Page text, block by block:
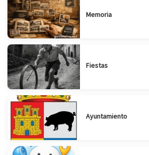
Memoria
Fiestas
Ayuntamiento
Suscribirse Compartir